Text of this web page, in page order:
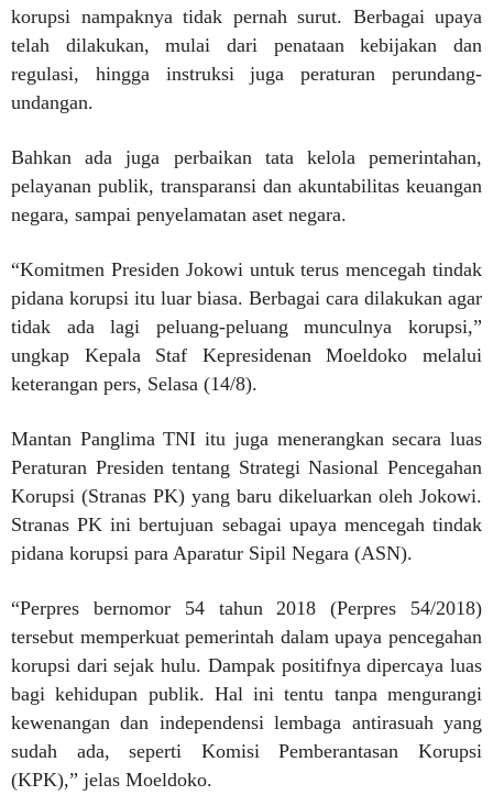
korupsi nampaknya tidak pernah surut. Berbagai upaya
telah dilakukan, mulai dari penataan kebijakan dan
regulasi, hingga instruksi juga peraturan perundang-
undangan.
Bahkan ada juga perbaikan tata kelola pemerintahan,
pelayanan publik, transparansi dan akuntabilitas keuangan
negara, sampai penyelamatan aset negara.
“Komitmen Presiden Jokowi untuk terus mencegah tindak
pidana korupsi itu luar biasa. Berbagai cara dilakukan agar
tidak ada lagi peluang-peluang munculnya korupsi,”
ungkap Kepala Staf Kepresidenan Moeldoko melalui
keterangan pers, Selasa (14/8).
Mantan Panglima TNI itu juga menerangkan secara luas
Peraturan Presiden tentang Strategi Nasional Pencegahan
Korupsi (Stranas PK) yang baru dikeluarkan oleh Jokowi.
Stranas PK ini bertujuan sebagai upaya mencegah tindak
pidana korupsi para Aparatur Sipil Negara (ASN).
“Perpres bernomor 54 tahun 2018 (Perpres 54/2018)
tersebut memperkuat pemerintah dalam upaya pencegahan
korupsi dari sejak hulu. Dampak positifnya dipercaya luas
bagi kehidupan publik. Hal ini tentu tanpa mengurangi
kewenangan dan independensi lembaga antirasuah yang
sudah ada, seperti Komisi Pemberantasan Korupsi
(KPK),” jelas Moeldoko.